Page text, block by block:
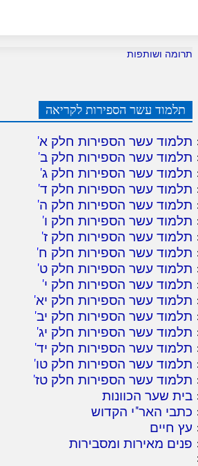
תרומה ושותפות
תלמוד עשר הספירות לקריאה
תלמוד עשר הספירות חלק א'
תלמוד עשר הספירות חלק ב'
תלמוד עשר הספירות חלק ג'
תלמוד עשר הספירות חלק ד'
תלמוד עשר הספירות חלק ה'
תלמוד עשר הספירות חלק ו'
תלמוד עשר הספירות חלק ז'
תלמוד עשר הספירות חלק ח'
תלמוד עשר הספירות חלק ט'
תלמוד עשר הספירות חלק י'
תלמוד עשר הספירות חלק יא'
תלמוד עשר הספירות חלק יב'
תלמוד עשר הספירות חלק יג'
תלמוד עשר הספירות חלק יד'
תלמוד עשר הספירות חלק טו'
תלמוד עשר הספירות חלק טז'
בית שער הכוונות
כתבי האר"י הקדוש
עץ חיים
פנים מאירות ומסבירות